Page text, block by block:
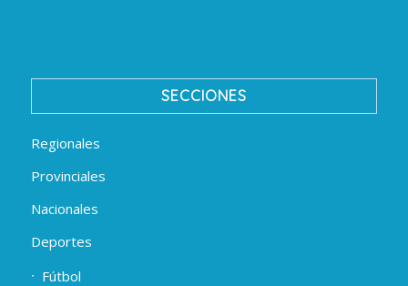
SECCIONES
Regionales
Provinciales
Nacionales
Deportes
Fútbol